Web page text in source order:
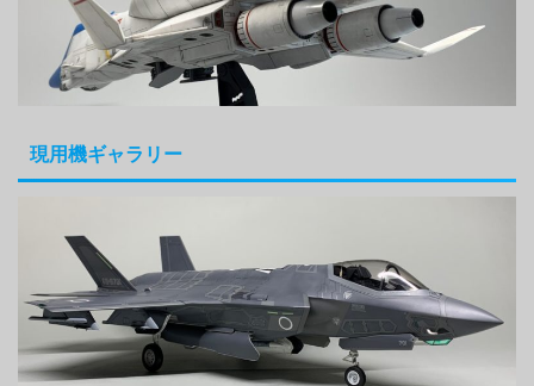
現用機ギャラリー